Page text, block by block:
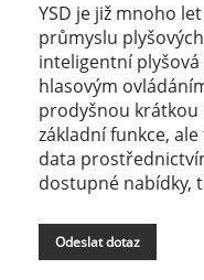
YSD je již mnoho
průmyslu
inteligentní
hlasovým
prodyšnou krátkou
základní funkce,
data
dostupné nabídky,
Odeslat dotaz